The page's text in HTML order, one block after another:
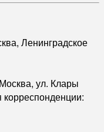
Ленинградское
ул. Клары
корреспонденции: